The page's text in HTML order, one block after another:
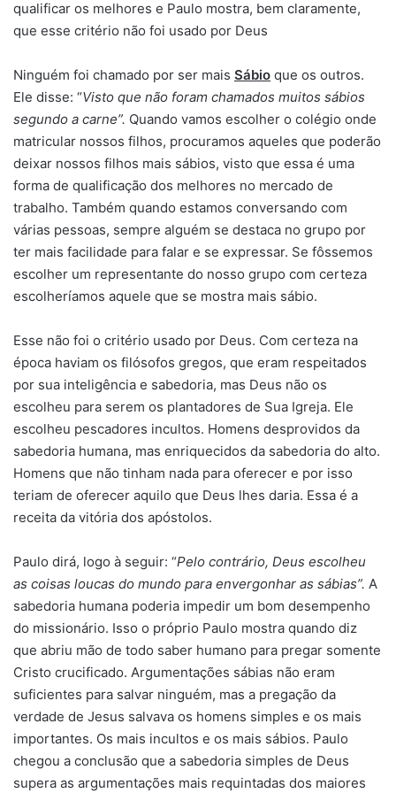
qualificar os melhores e Paulo mostra, bem claramente,
que esse critério não foi usado por Deus
Ninguém foi chamado por ser mais Sábio que os outros.
Ele disse: “Visto que não foram chamados muitos sábios
segundo a carne”. Quando vamos escolher o colégio onde
matricular nossos filhos, procuramos aqueles que poderão
deixar nossos filhos mais sábios, visto que essa é uma
forma de qualificação dos melhores no mercado de
trabalho. Também quando estamos conversando com
várias pessoas, sempre alguém se destaca no grupo por
ter mais facilidade para falar e se expressar. Se fôssemos
escolher um representante do nosso grupo com certeza
escolheríamos aquele que se mostra mais sábio.
Esse não foi o critério usado por Deus. Com certeza na
época haviam os filósofos gregos, que eram respeitados
por sua inteligência e sabedoria, mas Deus não os
escolheu para serem os plantadores de Sua Igreja. Ele
escolheu pescadores incultos. Homens desprovidos da
sabedoria humana, mas enriquecidos da sabedoria do alto.
Homens que não tinham nada para oferecer e por isso
teriam de oferecer aquilo que Deus lhes daria. Essa é a
receita da vitória dos apóstolos.
Paulo dirá, logo à seguir: “Pelo contrário, Deus escolheu
as coisas loucas do mundo para envergonhar as sábias”. A
sabedoria humana poderia impedir um bom desempenho
do missionário. Isso o próprio Paulo mostra quando diz
que abriu mão de todo saber humano para pregar somente
Cristo crucificado. Argumentações sábias não eram
suficientes para salvar ninguém, mas a pregação da
verdade de Jesus salvava os homens simples e os mais
importantes. Os mais incultos e os mais sábios. Paulo
chegou a conclusão que a sabedoria simples de Deus
supera as argumentações mais requintadas dos maiores